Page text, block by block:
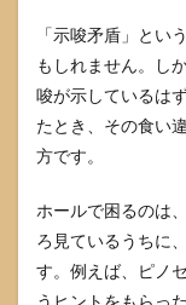
ここ
まで
安に
する
5.3
るな
らこ
こを
外し
たら
「示唆矛盾」とい
もしれません。し
唆が示しているは
たとき、その食い
方です。
ホールで困るのは
ろ見ているうちに
す。例えば、ピノ
うヒントをもらっ